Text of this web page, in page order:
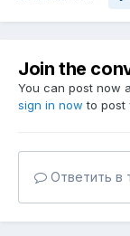
Join the
You can post now
sign in now to post
Ответить в